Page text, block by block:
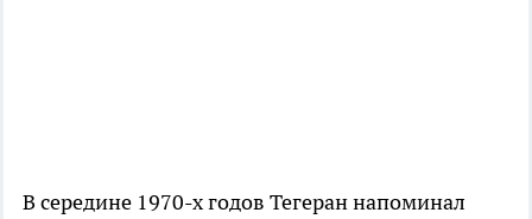
В середине 1970-х годов Тегеран напоминал